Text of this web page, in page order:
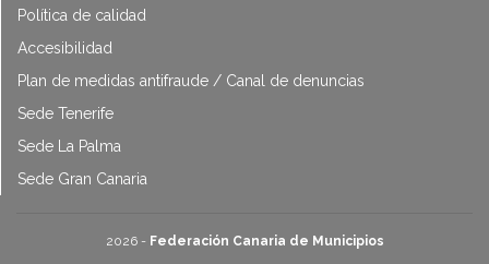
Política de calidad
Accesibilidad
Plan de medidas antifraude / Canal de denuncias
Sede Tenerife
Sede La Palma
Sede Gran Canaria
2026 - Federación Canaria de Municipios